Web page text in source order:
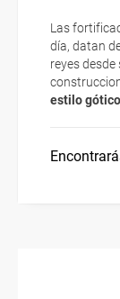
Las
día, datan
reyes
estilo
Moneda
te
imprimir y
Esta
check-in el día